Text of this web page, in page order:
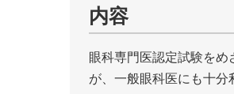
内容
眼科専門医認定試験を
が、一般眼科医にも十分